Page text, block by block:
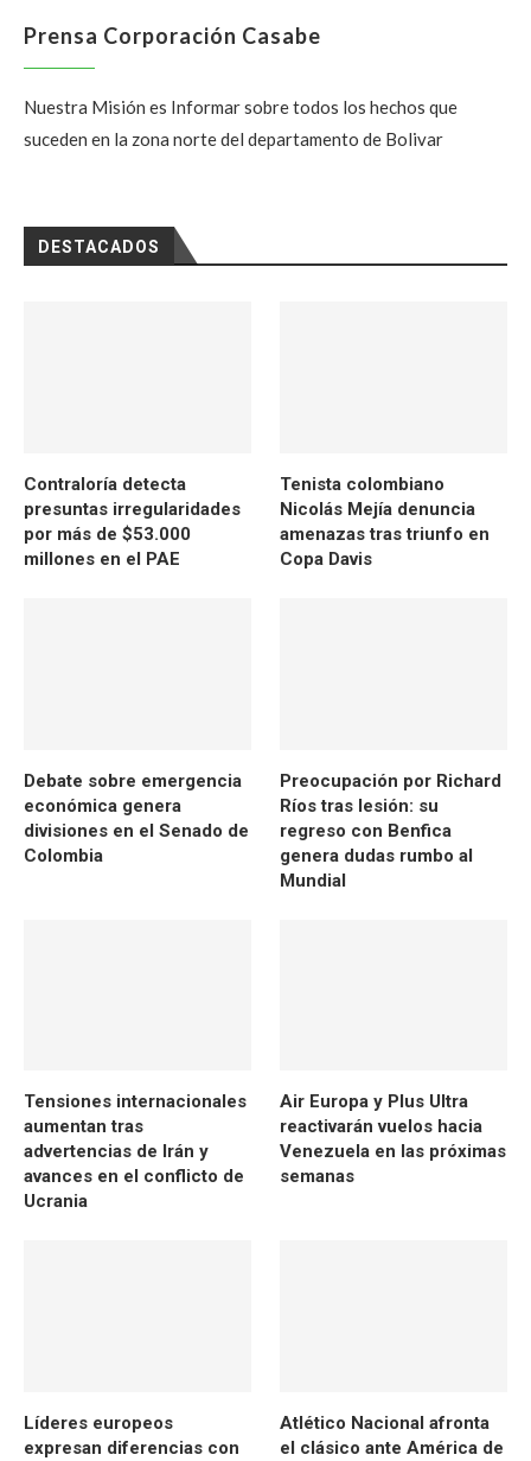
Prensa Corporación Casabe
Nuestra Misión es Informar sobre todos los hechos que
suceden en la zona norte del departamento de Bolivar
DESTACADOS
Contraloría detecta
presuntas irregularidades
por más de $53.000
millones en el PAE
Tenista colombiano
Nicolás Mejía denuncia
amenazas tras triunfo en
Copa Davis
Debate sobre emergencia
económica genera
divisiones en el Senado de
Colombia
Preocupación por Richard
Ríos tras lesión: su
regreso con Benfica
genera dudas rumbo al
Mundial
Tensiones internacionales
aumentan tras
advertencias de Irán y
avances en el conflicto de
Ucrania
Air Europa y Plus Ultra
reactivarán vuelos hacia
Venezuela en las próximas
semanas
Líderes europeos
expresan diferencias con
Atlético Nacional afronta
el clásico ante América de